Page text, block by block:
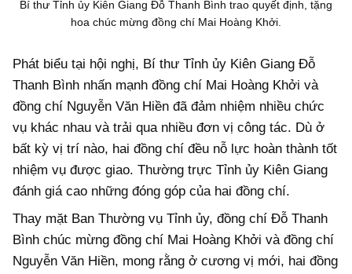
Bí thư Tỉnh ủy Kiên Giang Đỗ Thanh Bình trao quyết định, tặng
hoa chúc mừng đồng chí Mai Hoàng Khởi.
Phát biểu tại hội nghị, Bí thư Tỉnh ủy Kiên Giang Đỗ
Thanh Bình nhấn mạnh đồng chí Mai Hoàng Khởi và
đồng chí Nguyễn Văn Hiền đã đảm nhiệm nhiều chức
vụ khác nhau và trải qua nhiều đơn vị công tác. Dù ở
bất kỳ vị trí nào, hai đồng chí đều nỗ lực hoàn thành tốt
nhiệm vụ được giao. Thường trực Tỉnh ủy Kiên Giang
đánh giá cao những đóng góp của hai đồng chí.
Thay mặt Ban Thường vụ Tỉnh ủy, đồng chí Đỗ Thanh
Bình chúc mừng đồng chí Mai Hoàng Khởi và đồng chí
Nguyễn Văn Hiền, mong rằng ở cương vị mới, hai đồng